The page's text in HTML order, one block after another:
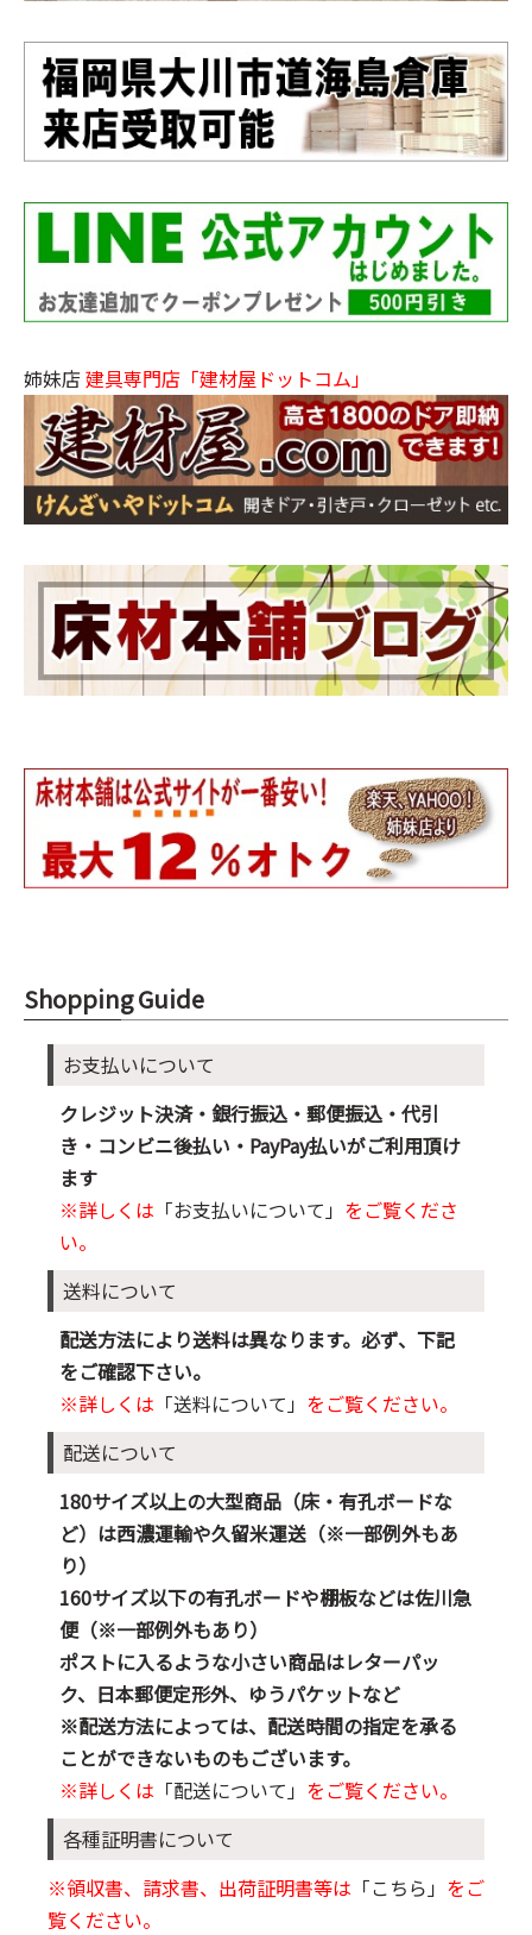
姉妹店 建具専門店「建材屋ドットコム」
Shopping Guide
お支払いについて
クレジット決済・銀行振込・郵便振込・代引
き・コンビニ後払い・PayPay払いがご利用頂け
ます
※詳しくは 「お支払いについて」 をご覧くださ
い。
送料について
配送方法により送料は異なります。必ず、下記
をご確認下さい。
※詳しくは 「送料について」 をご覧ください。
配送について
180サイズ以上の大型商品（床・有孔ボードな
ど）は西濃運輸や久留米運送（※一部例外もあ
り）
160サイズ以下の有孔ボードや棚板などは佐川急
便（※一部例外もあり）
ポストに入るような小さい商品はレターパッ
ク、日本郵便定形外、ゆうパケットなど
※配送方法によっては、配送時間の指定を承る
ことができないものもございます。
※詳しくは 「配送について」 をご覧ください。
各種証明書について
※領収書、請求書、出荷証明書等は 「こちら」 をご
覧ください。